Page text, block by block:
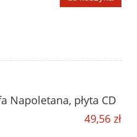
Napoletana, płyta CD
49,56 zł